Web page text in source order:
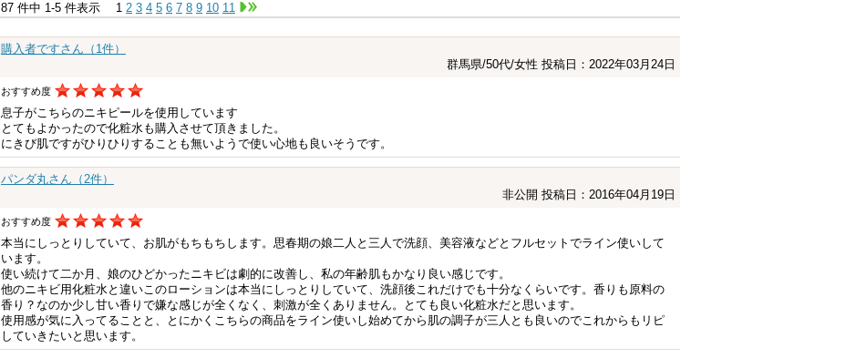
87 件中 1-5 件表示 1 2 3 4 5 6 7 8 9 10 11
購入者ですさん（1件）
群馬県/50代/女性 投稿日：2022年03月24日
おすすめ度
息子がこちらのニキピールを使用しています
とてもよかったので化粧水も購入させて頂きました。
にきび肌ですがひりひりすることも無いようで使い心地も良いそうです。
パンダ丸さん（2件）
非公開 投稿日：2016年04月19日
おすすめ度
本当にしっとりしていて、お肌がもちもちします。思春期の娘二人と三人で洗顔、美容液などとフルセットでライン使いして
います。
使い続けて二か月、娘のひどかったニキビは劇的に改善し、私の年齢肌もかなり良い感じです。
他のニキビ用化粧水と違いこのローションは本当にしっとりしていて、洗顔後これだけでも十分なくらいです。香りも原料の
香り？なのか少し甘い香りで嫌な感じが全くなく、刺激が全くありません。とても良い化粧水だと思います。
使用感が気に入ってることと、とにかくこちらの商品をライン使いし始めてから肌の調子が三人とも良いのでこれからもリピ
していきたいと思います。